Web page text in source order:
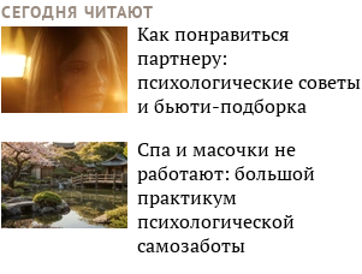
СЕГОДНЯ ЧИТАЮТ
Как понравиться
партнеру:
психологические советы
и бьюти-подборка
Спа и масочки не
работают: большой
практикум
психологической
самозаботы